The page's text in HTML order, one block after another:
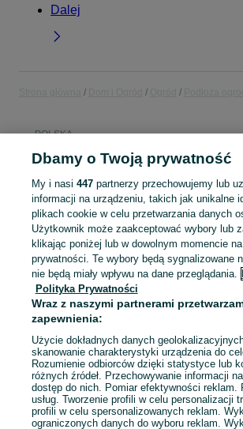
Dalej
POLSKA
KATEGORIA
Mapa kategorii
Mapa miejscowości
Mapa ministron
Popularne wyszukiwania
Dbamy o Twoją prywatność
My i nasi 447partnerzy przechowujemy lub
informacji na urządzeniu, takich jak unikalne
plikach cookie w celu przetwarzania danych
Użytkownik może zaakceptować wybory lub
klikając poniżej lub w dowolnym momencie
prywatności. Te wybory będą sygnalizowane
nie będą miały wpływu na dane przeglądania.
Polityka Prywatności
Wraz z naszymi partnerami
zapewnienia:
Użycie dokładnych danych
skanowanie charakterystyki urządzenia do
Rozumienie odbiorców dzięki statystyce lub
różnych źródeł. Przechowywanie informacji
dostęp do nich. Pomiar efektywności reklam.
usług. Tworzenie profili w celu personalizacji
profili w celu spersonalizowanych reklam.
ograniczonych danych do wyboru reklam.